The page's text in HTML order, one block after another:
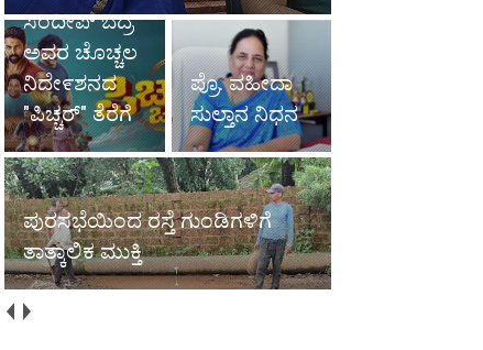
ಸಂದೀಪ್ ಬೆದ್ರ
ಅವರ ಚೊಚ್ಚಲ
ನಿದೇ೯ಶನದ
"ಪಿಚ್ಚರ್" ತೆರೆಗೆ
ಪ್ರೊ. ವಹೀದಾ
ಸುಲ್ತಾನ ನಿಧನ
ಪುರಸಭೆಯಿಂದ ರಸ್ತೆ ಗುಂಡಿಗಳಿಗೆ
ತಾತ್ಕಾಲಿಕ ಮುಕ್ತಿ